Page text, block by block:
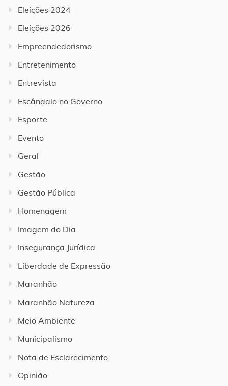
Eleições 2024
Eleições 2026
Empreendedorismo
Entretenimento
Entrevista
Escândalo no Governo
Esporte
Evento
Geral
Gestão
Gestão Pública
Homenagem
Imagem do Dia
Insegurança Jurídica
Liberdade de Expressão
Maranhão
Maranhão Natureza
Meio Ambiente
Municipalismo
Nota de Esclarecimento
Opinião